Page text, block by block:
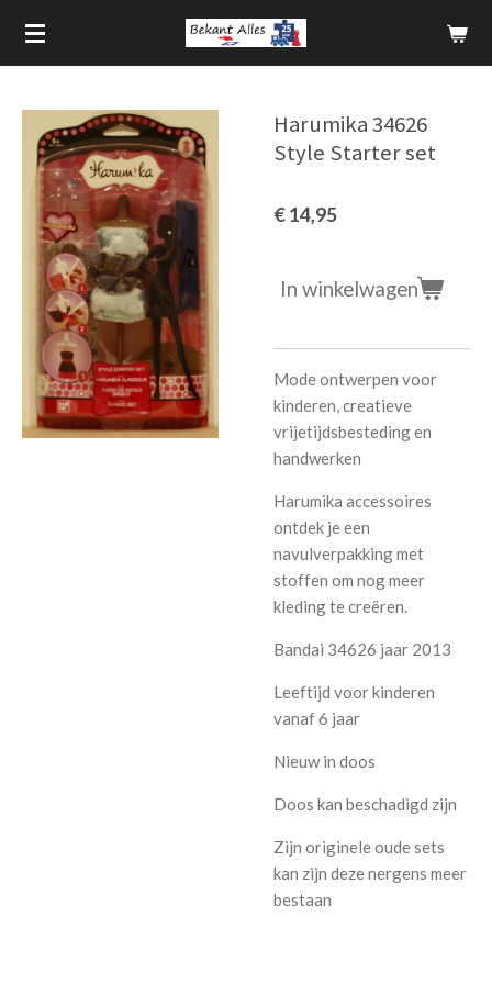
Ga
direct
hoofdinhoud
Harumika 34626
Style Starter set
€ 14,95
In winkelwagen
Mode ontwerpen voor
kinderen, creatieve
vrijetijdsbesteding en
handwerken
Harumika accessoires
ontdek je een
navulverpakking met
stoffen om nog meer
kleding te creëren.
Bandai 34626 jaar 2013
Leeftijd voor kinderen
vanaf 6 jaar
Nieuw in doos
Doos kan beschadigd zijn
Zijn originele oude sets
kan zijn deze nergens meer
bestaan